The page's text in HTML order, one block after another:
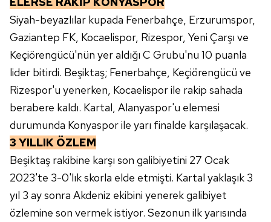
Siyah-beyazlılar kupada Fenerbahçe, Erzurumspor,
Gaziantep FK, Kocaelispor, Rizespor, Yeni Çarşı ve
Keçiörengücü'nün yer aldığı C Grubu'nu 10 puanla
lider bitirdi. Beşiktaş; Fenerbahçe, Keçiörengücü ve
Rizespor'u yenerken, Kocaelispor ile rakip sahada
berabere kaldı. Kartal, Alanyaspor'u elemesi
durumunda Konyaspor ile yarı finalde karşılaşacak.
3 YILLIK ÖZLEM
Beşiktaş rakibine karşı son galibiyetini 27 Ocak
2023'te 3-0'lık skorla elde etmişti. Kartal yaklaşık 3
yıl 3 ay sonra Akdeniz ekibini yenerek galibiyet
özlemine son vermek istiyor. Sezonun ilk yarısında